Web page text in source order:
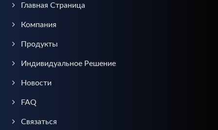
Главная Страница
Компания
Продукты
Индивидуальное Решение
Новости
FAQ
Связаться